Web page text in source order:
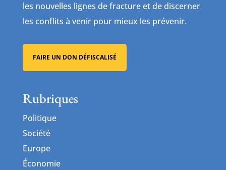
les nouvelles lignes de fracture et de discerner
les conflits à venir pour mieux les prévenir.
FAIRE UN DON DÉFISCALISÉ
Rubriques
Politique
Société
Europe
Économie